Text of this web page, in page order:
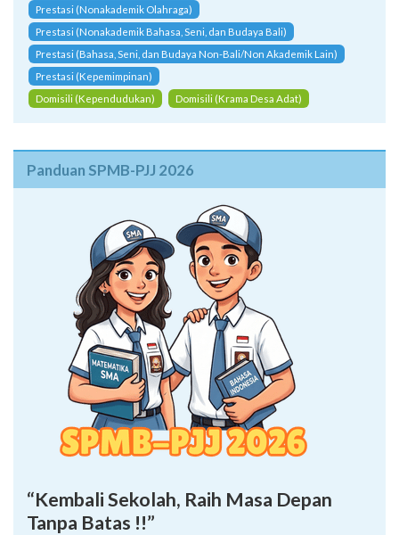
Prestasi (Nonakademik Olahraga)
Prestasi (Nonakademik Bahasa, Seni, dan Budaya Bali)
Prestasi (Bahasa, Seni, dan Budaya Non-Bali/Non Akademik Lain)
Prestasi (Kepemimpinan)
Domisili (Kependudukan)
Domisili (Krama Desa Adat)
Panduan SPMB-PJJ 2026
“Kembali Sekolah, Raih Masa Depan
Tanpa Batas !!”